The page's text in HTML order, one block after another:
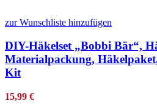
zur Wunschliste hinzufügen
DIY-Häkelset „Bobbi Bär“,
Materialpackung,
Kit
15,99 €